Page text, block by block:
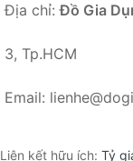
Địa chỉ:Đồ Gia
3, Tp.HCM
Email:
Liên kết hữu ích: Tỷ